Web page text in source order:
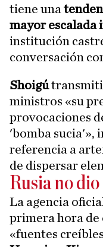
tiene una
mayor escalada
institución
conversación
Shoigú
ministros «su
provocaciones
'bomba sucia'»,
referencia a
de dispersar
Rusia no
La agencia oficial
primera hora de
«fuentes